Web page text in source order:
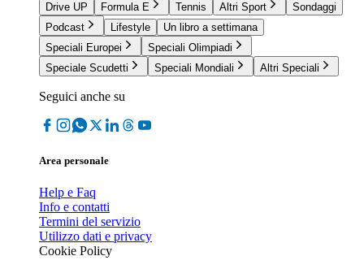
Drive UP
Formula E Tennis Altri Sport
Sondaggi
Podcast
Lifestyle
Un libro a settimana
Speciali Europei
Speciali Olimpiadi
Speciale Scudetti
Speciali Mondiali Altri Speciali
Seguici anche su
Area personale
Help e Faq
Info e contatti
Termini del servizio
Utilizzo dati e privacy
Cookie Policy